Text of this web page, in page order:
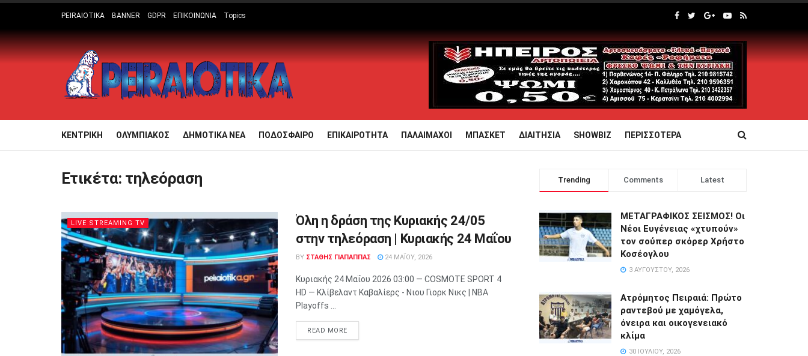
PEIRAIOTIKA BANNER GDPR ΕΠΙΚΟΙΝΩΝΙΑ Topics
ΚΕΝΤΡΙΚΗ ΟΛΥΜΠΙΑΚΟΣ ΔΗΜΟΤΙΚΑ ΝΕΑ ΠΟΔΟΣΦΑΙΡΟ ΕΠΙΚΑΙΡΟΤΗΤΑ ΠΑΛΑΙΜΑΧΟΙ ΜΠΑΣΚΕΤ ΔΙΑΙΤΗΣΙΑ SHOWBIZ ΠΕΡΙΣΣΟΤΕΡΑ
Ετικέτα: τηλεόραση
LIVE STREAMING TV
Όλη η δράση της Κυριακής 24/05
στην τηλεόραση | Κυριακής 24 Μαΐου
BY ΣΤΑΘΗΣ ΓΊΑΠΑΠΠΑΣ 24 ΜΑΪ́ΟΥ, 2026
Κυριακής 24 Μαΐου 2026 03:00 — COSMOTE SPORT 4
HD — Κλίβελαντ Καβαλίερς - Νιου Γιορκ Νικς | NBA
Playoffs ...
READ MORE
Trending Comments Latest
ΜΕΤΑΓΡΑΦΙΚΟΣ ΣΕΙΣΜΟΣ! Οι
Νέοι Ευγένειας «χτυπούν»
τον σούπερ σκόρερ Χρήστο
Κοσέογλου
3 ΑΥΓΟΎΣΤΟΥ, 2026
Ατρόμητος Πειραιά: Πρώτο
ραντεβού με χαμόγελα,
όνειρα και οικογενειακό
κλίμα
30 ΙΟΥΛΊΟΥ, 2026